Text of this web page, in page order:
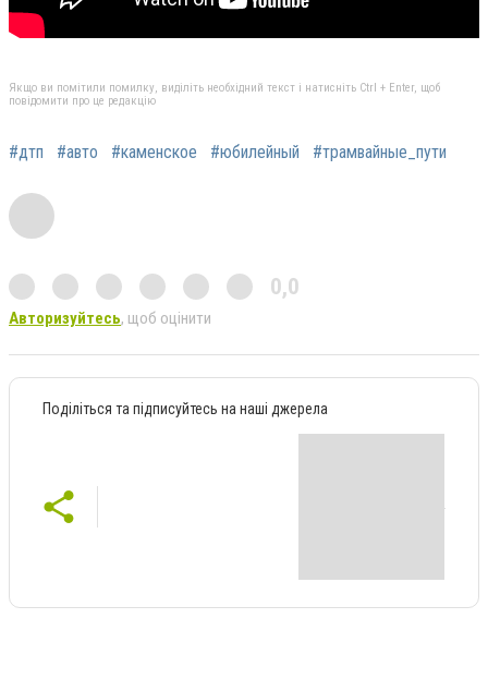
Якщо ви помітили помилку, виділіть необхідний текст і натисніть Ctrl + Enter, щоб
повідомити про це редакцію
#дтп #авто #каменское #юбилейный #трамвайные_пути
0,0
Авторизуйтесь, щоб оцінити
Поділіться та підписуйтесь на наші джерела